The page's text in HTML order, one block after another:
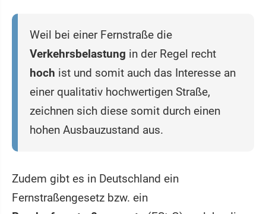
Weil bei einer Fernstraße die
Verkehrsbelastung in der Regel recht
hoch ist und somit auch das Interesse an
einer qualitativ hochwertigen Straße,
zeichnen sich diese somit durch einen
hohen Ausbauzustand aus.
Zudem gibt es in Deutschland ein
Fernstraßengesetz bzw. ein